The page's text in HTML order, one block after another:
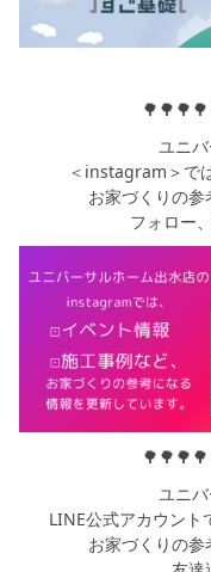
ユニ
＜instagram＞で
お家づくりの
フォロー
ユニ
LINE公式アカウン
お家づくりの